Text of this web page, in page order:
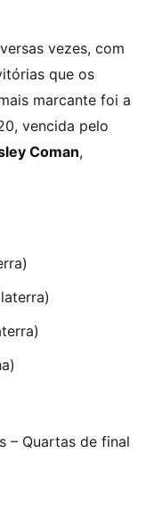
vezes, com
que os
marcante foi a
vencida pelo
Coman,
– Quartas de final